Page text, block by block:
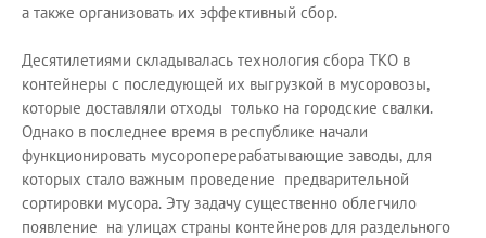
а также организовать их эффективный сбор.
Десятилетиями складывалась технология сбора ТКО в
контейнеры с последующей их выгрузкой в мусоровозы,
которые доставляли отходы только на городские свалки.
Однако в последнее время в республике начали
функционировать мусороперерабатывающие заводы, для
которых стало важным проведение предварительной
сортировки мусора. Эту задачу существенно облегчило
появление на улицах страны контейнеров для раздельного